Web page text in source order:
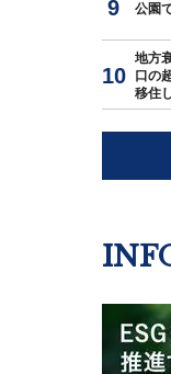
公園
地方
口の
移住